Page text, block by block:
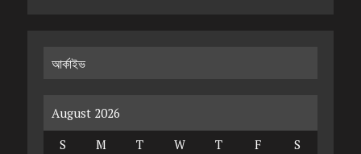
আর্কাইভ
August 2026
S
M T W T F S